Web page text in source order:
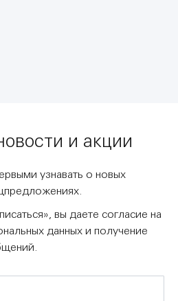
и акции
узнавать о новых
вы даете согласие на
данных и получение